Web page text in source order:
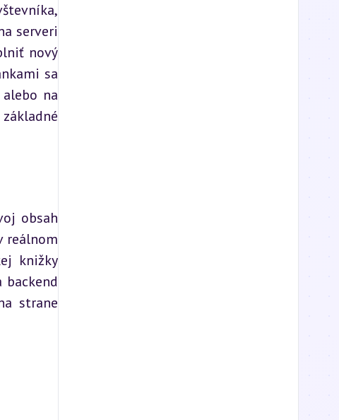
serveri
nový
sa
na
obsah
reálnom
knižky
backend
strane